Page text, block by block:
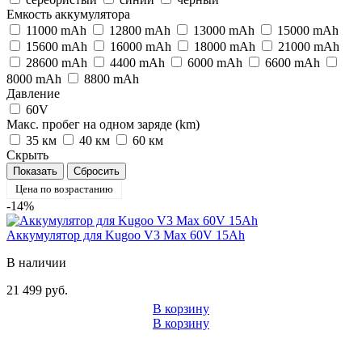
Емкость аккумулятора
11000 mAh
12800 mAh 13000 mAh
15000 mAh
15600 mAh
16000 mAh 18000 mAh
21000 mAh
28600 mAh
4400 mAh 6000 mAh
6600 mAh
8000 mAh
8800 mAh
Давление
60V
Макс. пробег на одном заряде (km)
35 км
40 км
60 км
Скрыть
Цена по возрастанию
-14%
Аккумулятор для Kugoo V3 Max 60V 15Ah
В наличии
21 499 руб.
В корзину
В корзину